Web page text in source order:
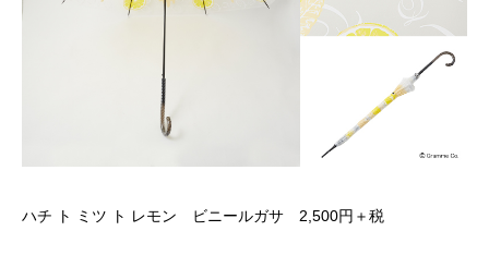
ハチ ト ミツ ト レモン ビニールガサ 2,500円＋税